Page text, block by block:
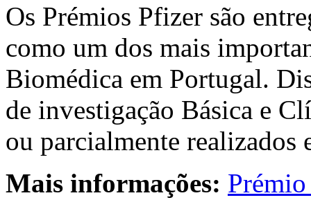
Os Prémios Pfizer são
como um dos mais
Biomédica em Portugal.
de investigação Básica e
ou parcialmente realizados
Mais informações: